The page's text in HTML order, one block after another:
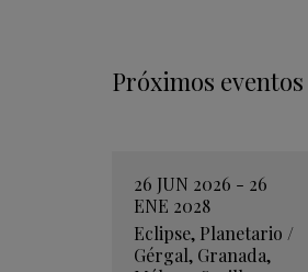
Próximos eventos
26 JUN 2026 - 26
ENE 2028
Eclipse, Planetario /
Gérgal, Granada,